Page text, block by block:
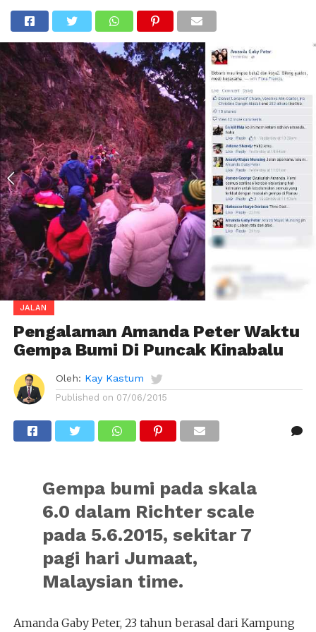
JALAN
Pengalaman Amanda Peter Waktu
Gempa Bumi Di Puncak Kinabalu
Oleh: Kay Kastum
Published on 07/06/2015
Gempa bumi pada skala
6.0 dalam Richter scale
pada 5.6.2015, sekitar 7
pagi hari Jumaat,
Malaysian time.
Amanda Gaby Peter, 23 tahun berasal dari Kampung